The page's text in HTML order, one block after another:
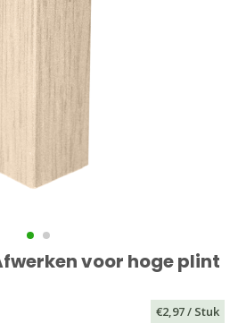
voor hoge plint
€2,97/ Stuk